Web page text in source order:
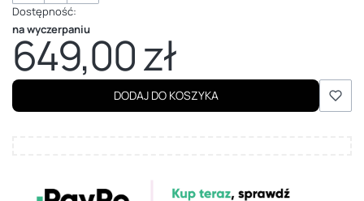
Dostępność:
na wyczerpaniu
Cena
649,00 zł
DODAJ DO KOSZYKA